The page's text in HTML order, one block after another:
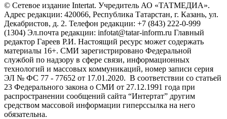
© Сетевое издание Intertat. Учредитель АО «ТАТМЕДИА».
Адрес редакции: 420066, Республика Татарстан, г. Казань, ул.
Декабристов, д. 2. Телефон редакции: +7 (843) 222-0-999
(1304) Эл.почта редакции: infotat@tatar-inform.ru Главный
редактор Гареев Р.И. Настоящий ресурс может содержать
материалы 16+. СМИ зарегистрировано Федеральной
службой по надзору в сфере связи, информационных
технологий и массовых коммуникаций, номер записи серия
ЭЛ № ФС 77 - 77652 от 17.01.2020. В соответствии со статьей
23 Федерального закона о СМИ от 27.12.1991 года при
распространении сообщений сайта “Интертат” другим
средством массовой информации гиперссылка на него
обязательна.